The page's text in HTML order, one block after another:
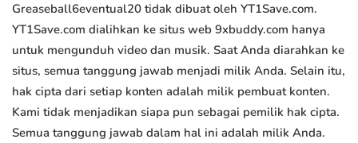
Greaseball6eventual20 tidak dibuat oleh YT1Save.com.
YT1Save.com dialihkan ke situs web 9xbuddy.com hanya
untuk mengunduh video dan musik. Saat Anda diarahkan ke
situs, semua tanggung jawab menjadi milik Anda. Selain itu,
hak cipta dari setiap konten adalah milik pembuat konten.
Kami tidak menjadikan siapa pun sebagai pemilik hak cipta.
Semua tanggung jawab dalam hal ini adalah milik Anda.